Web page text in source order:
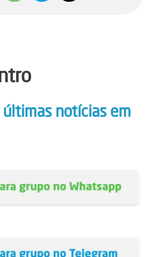
últimas notícias em